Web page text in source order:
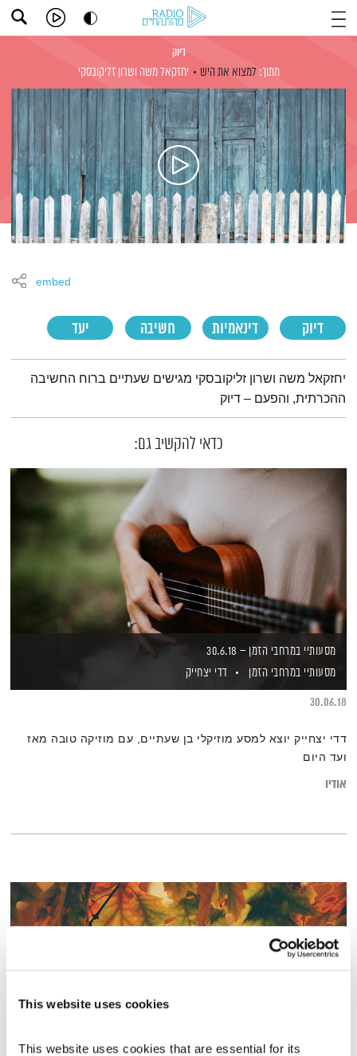
This website uses cookies
This website uses cookies that are essential for its
דיוק
מתוך: למצוא את היש יחזקאל משה ושרון זליקובסקי
דיוק דינאמיות חשיבה יעד
embed
תמצית הפודקאסט
יחזקאל משה ושרון זליקובסקי מגישים שעתיים ברוח החשיבה
ההכרתית, והפעם – דיוק
כדאי להקשיב גם:
מסעותיי במרחבי הזמן – 30.6.18
מסעותיי במרחבי הזמן
דדי יצחייק
30.06.18
דדי יצחייק יוצא למסע מוזיקלי בן שעתיים, עם מוזיקה טובה מאז
ועד היום
אודיו